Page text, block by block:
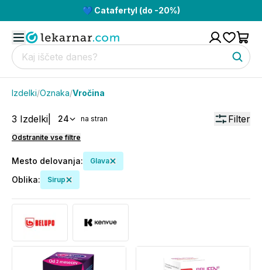
💙 Catafertyl (do -20%)
Izdelki/Oznaka/Vročina
3 Izdelki 24 na stran Filter
Odstranite vse filtre
Mesto delovanja: Glava
Oblika: Sirup